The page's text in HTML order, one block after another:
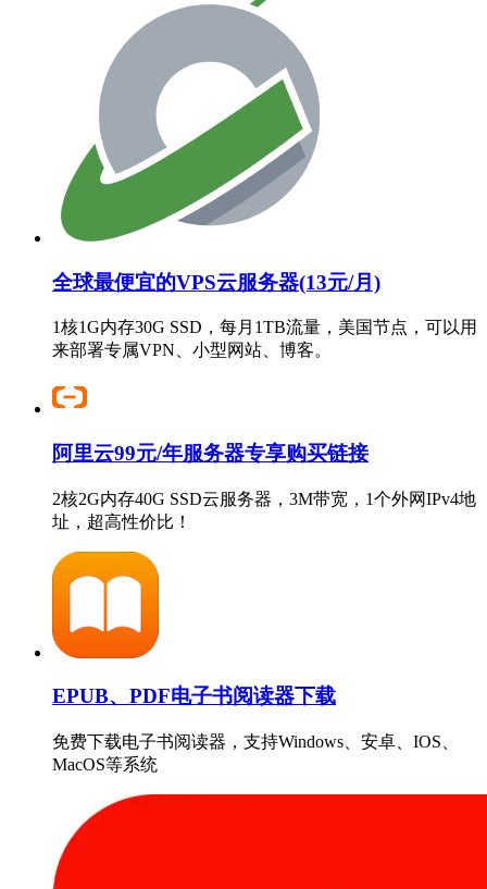
全球最便宜的VPS云服务器(13元/月)
1核1G内存30G SSD，每月1TB流量，美国节点，可以用
来部署专属VPN、小型网站、博客。
阿里云99元/年服务器专享购买链接
2核2G内存40G SSD云服务器，3M带宽，1个外网IPv4地
址，超高性价比！
EPUB、PDF电子书阅读器下载
免费下载电子书阅读器，支持Windows、安卓、IOS、
MacOS等系统